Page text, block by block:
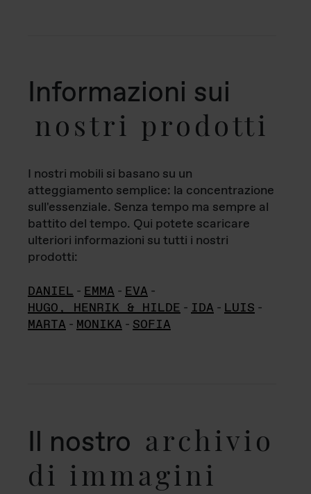
Informazioni sui
nostri prodotti
I nostri mobili si basano su un
atteggiamento semplice: la concentrazione
sull'essenziale. Senza tempo ma sempre al
battito del tempo. Qui potete scaricare
ulteriori informazioni su tutti i nostri
prodotti:
DANIEL - EMMA - EVA -
HUGO, HENRIK & HILDE - IDA - LUIS -
MARTA - MONIKA - SOFIA
Il nostro archivio
di immagini